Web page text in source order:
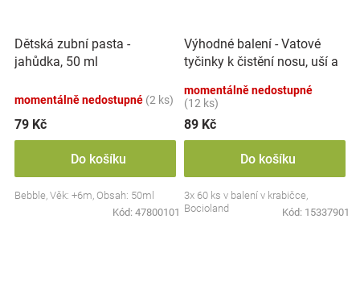
Dětská zubní pasta -
jahůdka, 50 ml
momentálně nedostupné (2 ks)
79 Kč
Do košíku
Bebble, Věk: +6m, Obsah: 50ml
Kód: 47800101
Výhodné balení - Vatové
tyčinky k čistění nosu, uší a
momentálně nedostupné
(12 ks)
89 Kč
Do košíku
3x 60 ks v balení v krabičce,
Bocioland
Kód: 15337901